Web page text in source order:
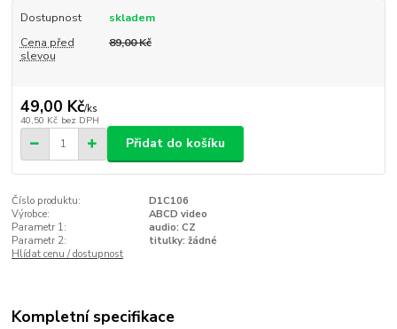
Dostupnost
skladem
Cena před
slevou
89,00 Kč
49,00 Kč/ks
40,50 Kč bez DPH
Přidat do košíku
Číslo produktu:
D1C106
Výrobce:
ABCD video
Parametr 1:
audio: CZ
Parametr 2:
titulky: žádné
Hlídat cenu / dostupnost
Kompletní specifikace